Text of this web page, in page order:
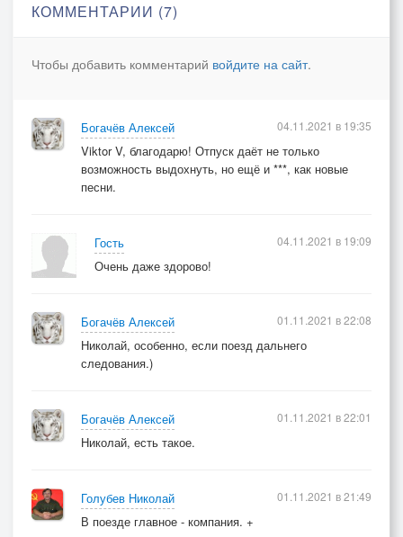
КОММЕНТАРИИ (7)
Чтобы добавить комментарий войдите на сайт.
Богачёв Алексей
Viktor V, благодарю! Отпуск даёт не только
возможность выдохнуть, но ещё и ***, как новые
песни.
04.11.2021 в 19:35
Гость
Очень даже здорово!
04.11.2021 в 19:09
Богачёв Алексей
Николай, особенно, если поезд дальнего
следования.)
01.11.2021 в 22:08
Богачёв Алексей
Николай, есть такое.
01.11.2021 в 22:01
Голубев Николай
В поезде главное - компания. +
01.11.2021 в 21:49